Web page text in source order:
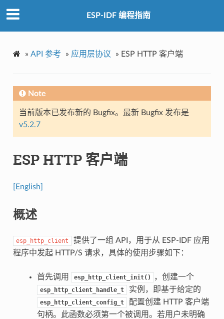
ESP-IDF 编程指南
» API 参考 » 应用层协议 » ESP HTTP 客户端
Note
当前版本已发布新的 Bugfix。最新 Bugfix 发布是
v5.2.7
ESP HTTP 客户端
[English]
概述
esp_http_client
提供了一组 API，用于从 ESP-IDF 应用
程序中发起 HTTP/S 请求，具体的使用步骤如下：
首先调用 esp_http_client_init() ，创建一个
esp_http_client_handle_t 实例，即基于给定的
esp_http_client_config_t
配置创建 HTTP 客户端
句柄。此函数必须第一个被调用。若用户未明确